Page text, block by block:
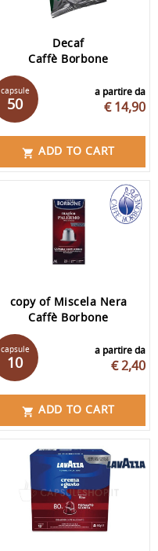
Decaf
Caffè Borbone
a partire da
€ 14,90
capsule
50
 ADD TO CART
copy of Miscela Nera
Caffè Borbone
a partire da
€ 2,40
capsule
10
 ADD TO CART